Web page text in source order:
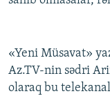
«Yeni Müsavat»
Az.TV-nin sədri
olaraq bu